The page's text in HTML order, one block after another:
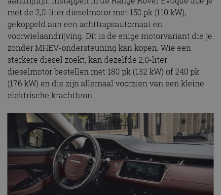
met de 2,0-liter dieselmotor met 150 pk (110 kW),
gekoppeld aan een achttrapsautomaat en
voorwielaandrijving. Dit is de enige motorvariant die je
zonder MHEV-ondersteuning kan kopen. Wie een
sterkere diesel zoekt, kan dezelfde 2,0-liter
dieselmotor bestellen met 180 pk (132 kW) of 240 pk
(176 kW) en die zijn allemaal voorzien van een kleine
elektrische krachtbron.